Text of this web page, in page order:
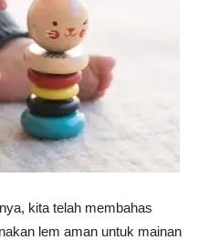
kita telah membahas
lem aman untuk mainan